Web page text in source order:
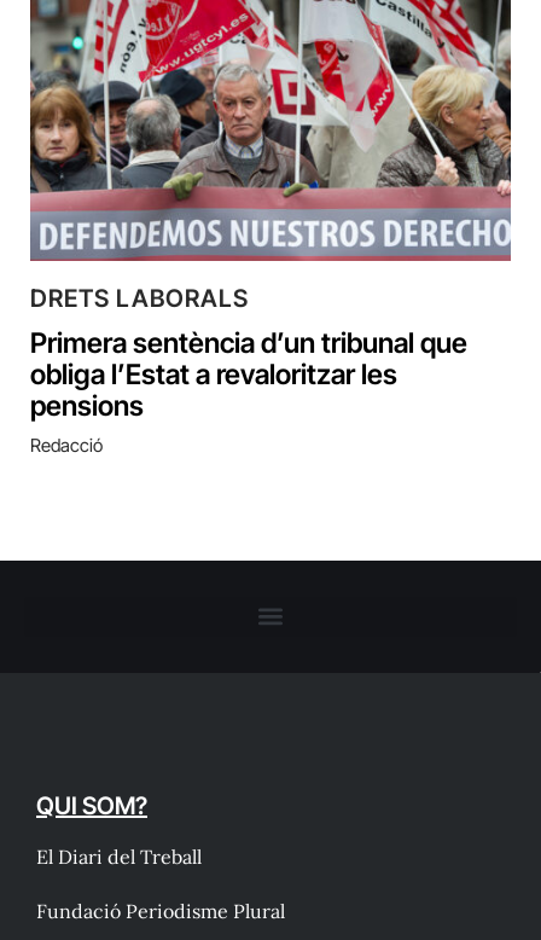
DRETS LABORALS
Primera sentència d’un tribunal que
obliga l’Estat a revaloritzar les
pensions
Redacció
QUI SOM?
El Diari del Treball
Fundació Periodisme Plural